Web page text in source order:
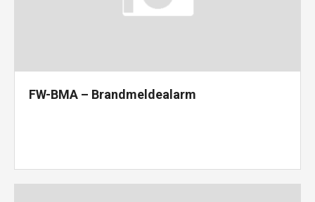
FW-BMA – Brandmeldealarm